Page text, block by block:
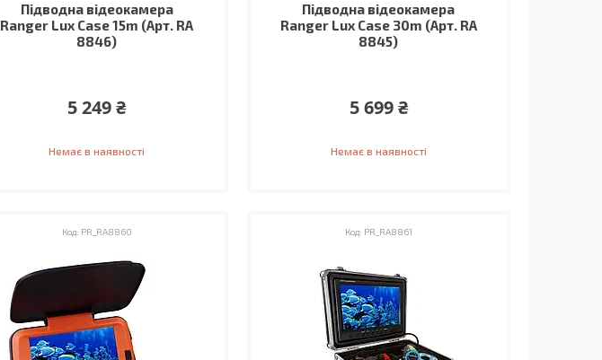
Підводна відеокамера
Ranger Lux Case 15m (Арт. RA
8846)
5 249 ₴
Немає в наявності
Підводна відеокамера
Ranger Lux Case 30m (Арт. RA
8845)
5 699 ₴
Немає в наявності
PR_RA8860 PR_RA8861